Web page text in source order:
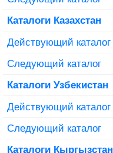
Каталоги Казахстан
Действующий каталог
Следующий каталог
Каталоги Узбекистан
Действующий каталог
Следующий каталог
Каталоги Кыргызстан